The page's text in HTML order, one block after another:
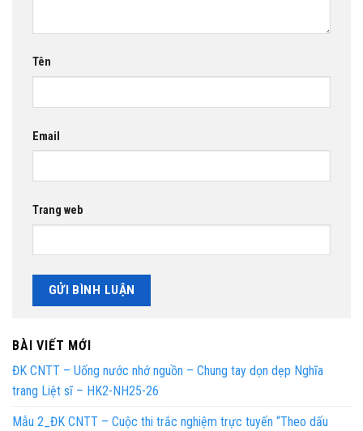
Tên
Email
Trang web
BÀI VIẾT MỚI
ĐK CNTT – Uống nước nhớ nguồn – Chung tay dọn dẹp Nghĩa
trang Liệt sĩ – HK2-NH25-26
Mẫu 2_ĐK CNTT – Cuộc thi trắc nghiệm trực tuyến “Theo dấu